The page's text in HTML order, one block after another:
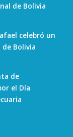
de Bolivia
celebró un
Bolivia
de
el Día